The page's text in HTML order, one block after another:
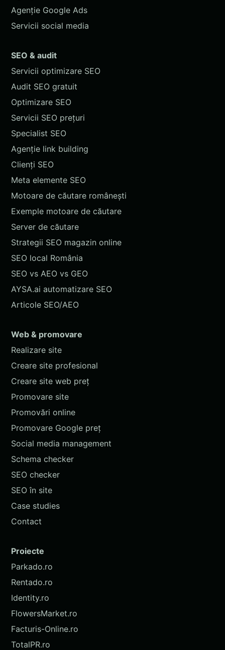
Agenție Google Ads
Servicii social media
SEO & audit
Servicii optimizare SEO
Audit SEO gratuit
Optimizare SEO
Servicii SEO prețuri
Specialist SEO
Agenție link building
Clienți SEO
Meta elemente SEO
Motoare de căutare românești
Exemple motoare de căutare
Server de căutare
Strategii SEO magazin online
SEO local România
SEO vs AEO vs GEO
AYSA.ai automatizare SEO
Articole SEO/AEO
Web & promovare
Realizare site
Creare site profesional
Creare site web preț
Promovare site
Promovări online
Promovare Google preț
Social media management
Schema checker
SEO checker
SEO în site
Case studies
Contact
Proiecte
Parkado.ro
Rentado.ro
Identity.ro
FlowersMarket.ro
Facturis-Online.ro
TotalPR.ro